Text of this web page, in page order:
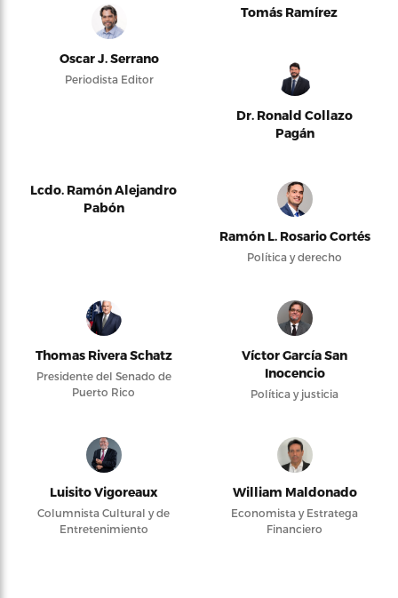
Oscar J. Serrano
Periodista Editor
Tomás Ramírez
Dr. Ronald Collazo
Pagán
Lcdo. Ramón Alejandro
Pabón
Ramón L. Rosario Cortés
Política y derecho
Thomas Rivera Schatz
Presidente del Senado de
Puerto Rico
Víctor García San
Inocencio
Política y justicia
Luisito Vigoreaux
Columnista Cultural y de
Entretenimiento
William Maldonado
Economista y Estratega
Financiero